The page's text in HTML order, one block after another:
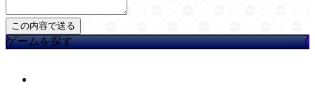
ゲームを探す